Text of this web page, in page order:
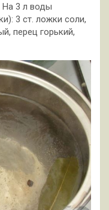
На 3 л воды
3 ст. ложки соли,
перец горький,